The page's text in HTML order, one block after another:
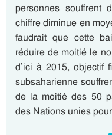
personnes
chiffre diminue en
faudrait que cette
réduire de moitié le
d’ici à 2015, objectif
subsaharienne
de la moitié des 50
des Nations unies